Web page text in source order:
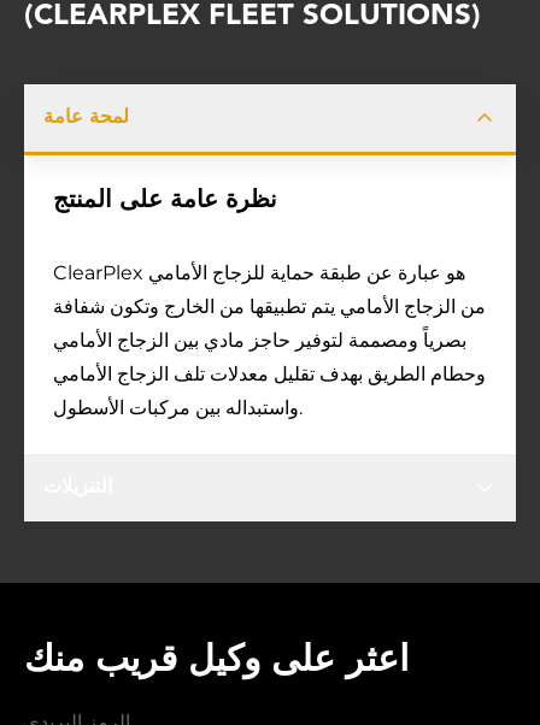
(CLEARPLEX FLEET SOLUTIONS)
لمحة عامة
نظرة عامة على المنتج
ClearPlex هو عبارة عن طبقة حماية للزجاج الأمامي
من الزجاج الأمامي يتم تطبيقها من الخارج وتكون شفافة
بصرياً ومصممة لتوفير حاجز مادي بين الزجاج الأمامي
وحطام الطريق بهدف تقليل معدلات تلف الزجاج الأمامي
واستبداله بين مركبات الأسطول.
اعثر على وكيل قريب منك